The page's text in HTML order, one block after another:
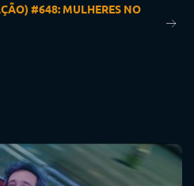
#648: MULHERES NO